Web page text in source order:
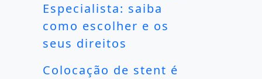
Especialista: saiba
como escolher e os
seus direitos
Colocação de stent é